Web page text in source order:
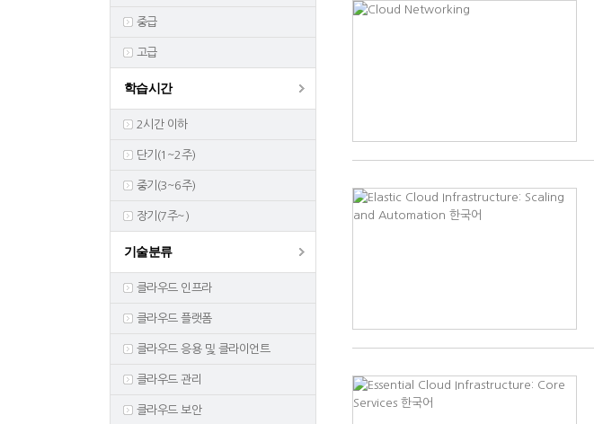
중급
고급
학습시간
2시간 이하
단기(1~2주)
중기(3~6주)
장기(7주~)
기술분류
클라우드 인프라
클라우드 플랫폼
클라우드 응용 및 클라이언트
클라우드 관리
클라우드 보안